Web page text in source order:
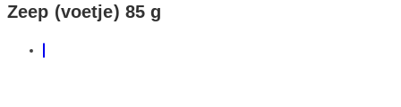
Zeep (voetje) 85 g